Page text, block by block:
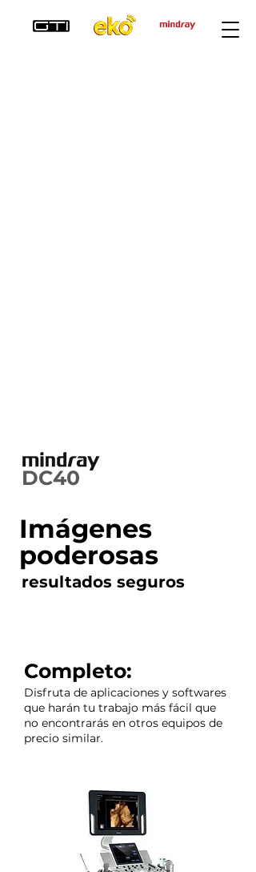
DC40
Imágenes
poderosas
resultados seguros
Completo:
Disfruta de aplicaciones y softwares
que harán tu trabajo más fácil que
no encontrarás en otros equipos de
precio similar.